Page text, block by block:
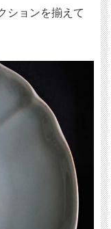
ションを揃えて